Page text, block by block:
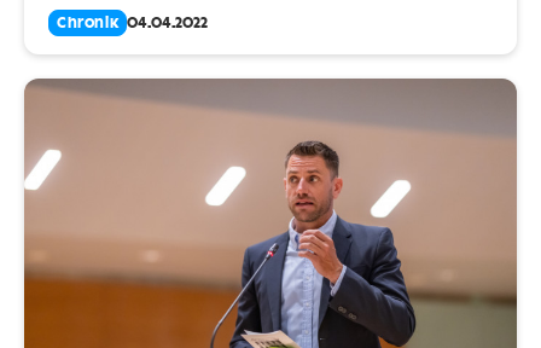
Chronik 04.04.2022